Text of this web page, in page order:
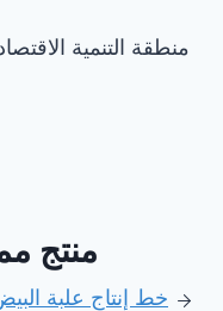
منطقة التنمية
منتج
خط إنتاج علبة